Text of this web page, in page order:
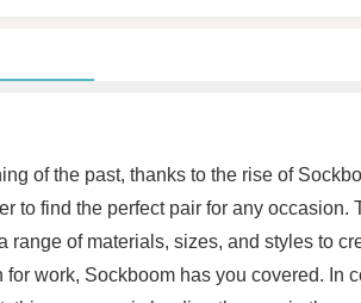
of the past, thanks to the rise of
find the perfect pair for any
of materials, sizes, and styles to
work, Sockboom has you covered.